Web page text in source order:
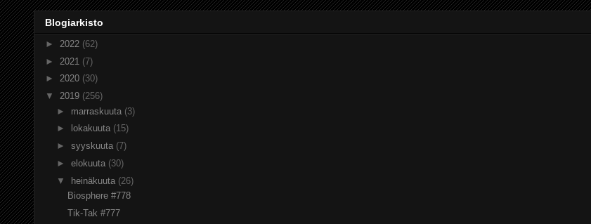
Blogiarkisto
► 2022 (62)
► 2021 (7)
► 2020 (30)
▼ 2019 (256)
► marraskuuta (3)
►
lokakuuta (15)
► syyskuuta (7)
► elokuuta (30)
▼ heinäkuuta (26)
Biosphere #778
Tik-Tak #777